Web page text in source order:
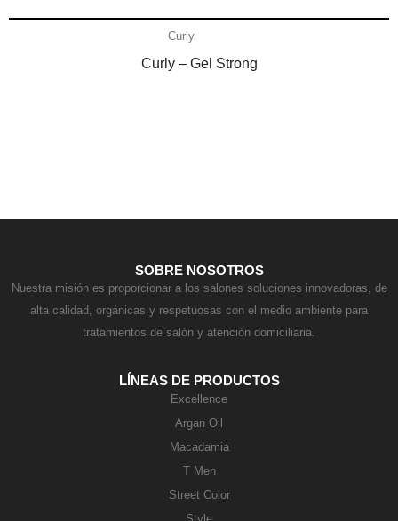
Curly
Curly – Gel Strong
SOBRE NOSOTROS
Nuestra misión es proporcionar a los salones soluciones innovadoras, de
alta calidad, orgánicas y respetuosas con el medio ambiente para
tratamientos de salón y atención domiciliaria.
LÍNEAS DE PRODUCTOS
Excellence
Argan Oil
Macadamia
T Men
Street Color